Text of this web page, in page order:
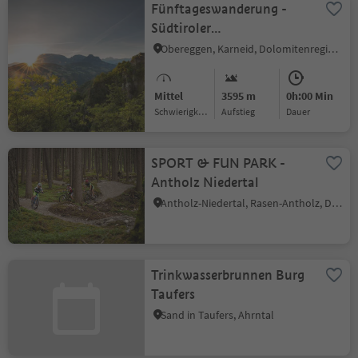
Fünftageswanderung -
Südtiroler
Perlenrundwanderweg
Obereggen, Karneid, Dolomitenregion Eggental
Mittel
Schwierigkeitsgrad
3595 m
Aufstieg
0h:00 Min
Dauer
SPORT & FUN PARK -
Antholz Niedertal
Antholz-Niedertal, Rasen-Antholz, Dolomitenregion Kronplatz
Trinkwasserbrunnen Burg
Taufers
Sand in Taufers, Ahrntal